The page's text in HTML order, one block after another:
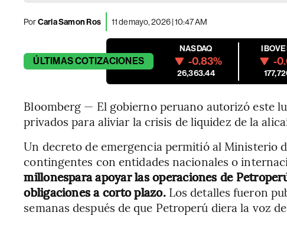
PorCarla Samon Ros 11 de mayo, 2026 | 10:47 AM
ÚLTIMASCOTIZACIONES
NASDAQ
-0.83%
26,363.44
-
Bloomberg — El gobierno peruano autorizó este
privados para aliviar la crisis de liquidez de la
Un decreto de emergencia permitió al Ministerio
contingentes con entidades nacionales o
millonespara apoyar las operaciones de
obligaciones a corto plazo.Los detalles fueron
semanas después de que Petroperú diera la voz